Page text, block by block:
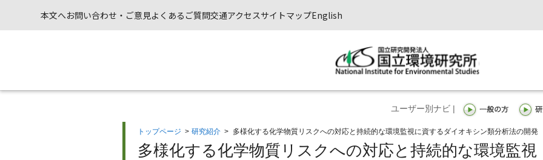
本文へお問い合わせ・ご意見よくあるご質問交通アクセスサイトマップEnglish
ユーザー別ナビ |
トップページ > 研究紹介 > 多様化する化学物質リスクへの対応と持続的な環境監視に資するダイオキシン類分析法の開発
多様化する化学物質リスクへの対応と持続的な環境監視